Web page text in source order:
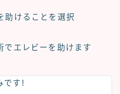
助けることを選択
でエレビーを助けます
です!